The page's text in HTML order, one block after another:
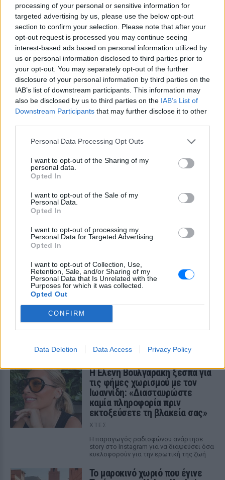
processing of your personal or sensitive information for
targeted advertising by us, please use the below opt-out
section to confirm your selection. Please note that after your
opt-out request is processed you may continue seeing
interest-based ads based on personal information utilized by
us or personal information disclosed to third parties prior to
your opt-out. You may separately opt-out of the further
disclosure of your personal information by third parties on the
IAB’s list of downstream participants. This information may
also be disclosed by us to third parties on the IAB’s List of
Downstream Participants that may further disclose it to other
Personal Data Processing Opt Outs
I want to opt-out of the Sharing of my
personal data.
Opted In
I want to opt-out of the Sale of my
Personal Data.
Opted In
I want to opt-out of processing my
Personal Data for Targeted Advertising.
Opted In
I want to opt-out of Collection, Use,
Retention, Sale, and/or Sharing of my
Personal Data that Is Unrelated with the
Purposes for which it was collected.
Opted Out
CONFIRM
Data Deletion Data Access Privacy Policy
για πρώτη φορά μαμά, καλωσορίζοντας
στον κόσμο ένα υγιέστατο αγοράκι το
βράδυ της Παρασκευής 7 Αυγούστου.
Νοσηλεύτρια πήγε κομμωτήριο
πρώτη φορά μετά από 4 χρόνια
– Η απίθανη μεταμόρφωσή της
έγινε viral
ΠΡΙΝ 10 ΏΡΕΣ
Ενώ φρόντιζε όλους τους άλλους...
κανείς δεν φρόντισε για εκείνη
ξεχάσουν ότι έγραψα το """"My Number
One""""»
στον χώρο της μουσικής, 22 χρόνια μετά τη νίκη της Ελλάδας
στη Eurovision.
ΧΤΕΣ
Νεαρός στο λιμάνι του Πειραιά:
«Πάω διακοπές έναν μήνα» ‑ Η
MEGA
Η κάμερα της εκπομπής «Κοινωνία Ώρα
στιγμή από το λιμάνι του Πειραιά, την
Παρασκευή 7 Αυγούστου.
Η Ελένη Βουλγαράκη ξεσπά για
τις φήμες χωρισμού με τον
Ιωαννίδη: «Διασταυρώστε
καμία πληροφορία πριν
εκτοξεύσετε τη βλακεία σας»
ΧΤΕΣ
Η παραγωγός ραδιοφώνου ανάρτησε
story στο Instagram για να διαψεύσει όσα
κυκλοφορούν για την ερωτική της ζωή
Το μαροκινό χωριό που έγινε